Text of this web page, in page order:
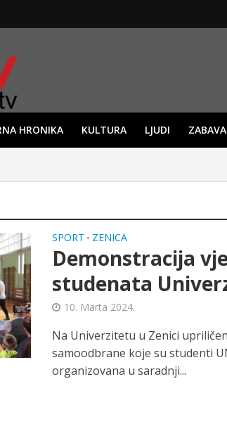
HRONIKA KULTURA LJUDI ZABAVA
SPORT • ZENICA
Demonstracija
studenata
10. Marta 2024.
Na Univerzitetu u Zenici
samoodbrane koje su studenti
organizovana u saradnji...